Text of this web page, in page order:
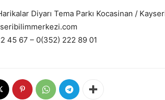
Diyarı Tema Parkı Kocasinan /
45 67 – 0(352) 222 89 01